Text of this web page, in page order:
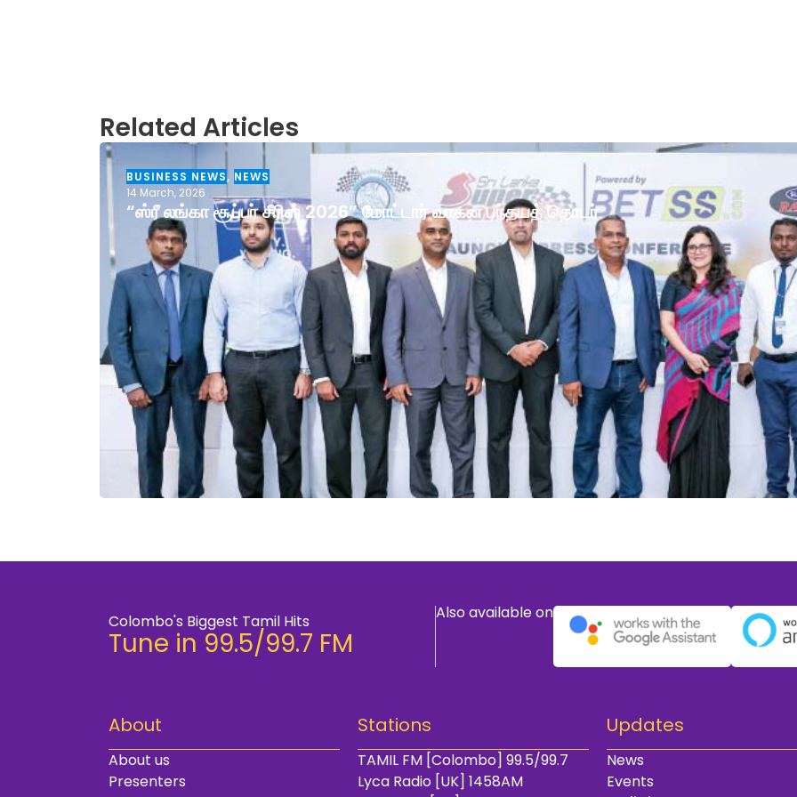
Related Articles
BUSINESS NEWS, NEWS
14 March, 2026
“ஸ்ரீ லங்கா சூப்பர் சீரிஸ் 2026” மோட்டார் வாகன பந்தயத் தொடர்
Colombo's Biggest Tamil Hits
Tune in 99.5/99.7 FM
Also available on
About
About us
Presenters
Stations
TAMIL FM [Colombo] 99.5/99.7
Lyca Radio [UK] 1458AM
Updates
News
Events